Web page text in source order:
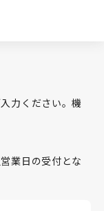
力ください。機
業日の受付とな